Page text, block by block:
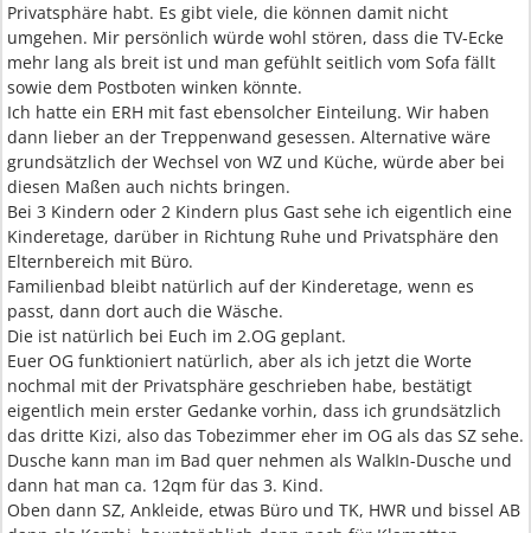
Privatsphäre habt. Es gibt viele, die können damit nicht
umgehen. Mir persönlich würde wohl stören, dass die TV-Ecke
mehr lang als breit ist und man gefühlt seitlich vom Sofa fällt
sowie dem Postboten winken könnte.
Ich hatte ein ERH mit fast ebensolcher Einteilung. Wir haben
dann lieber an der Treppenwand gesessen. Alternative wäre
grundsätzlich der Wechsel von WZ und Küche, würde aber bei
diesen Maßen auch nichts bringen.
Bei 3 Kindern oder 2 Kindern plus Gast sehe ich eigentlich eine
Kinderetage, darüber in Richtung Ruhe und Privatsphäre den
Elternbereich mit Büro.
Familienbad bleibt natürlich auf der Kinderetage, wenn es
passt, dann dort auch die Wäsche.
Die ist natürlich bei Euch im 2.OG geplant.
Euer OG funktioniert natürlich, aber als ich jetzt die Worte
nochmal mit der Privatsphäre geschrieben habe, bestätigt
eigentlich mein erster Gedanke vorhin, dass ich grundsätzlich
das dritte Kizi, also das Tobezimmer eher im OG als das SZ sehe.
Dusche kann man im Bad quer nehmen als WalkIn-Dusche und
dann hat man ca. 12qm für das 3. Kind.
Oben dann SZ, Ankleide, etwas Büro und TK, HWR und bissel AB